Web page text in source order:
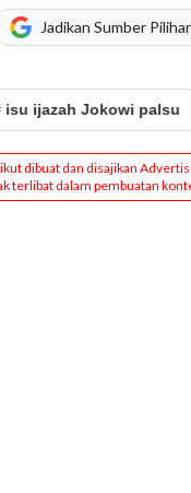
Jadikan Sumber
Jokowi palsu #